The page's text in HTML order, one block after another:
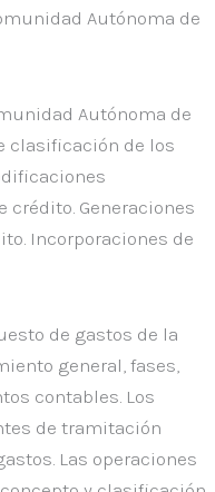
Autónoma de
Autónoma de
clasificación de los
crédito. Generaciones
Incorporaciones de
de gastos de la
general, fases,
contables. Los
de tramitación
Las operaciones